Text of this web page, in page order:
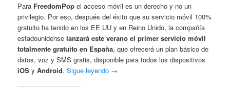
Para FreedomPop el acceso móvil es un derecho y no un
privilegio. Por eso, después del éxito que su servicio móvil 100%
gratuito ha tenido en los EE.UU y en Reino Unido, la compañía
estadounidenselanzará este verano el primer servicio móvil
totalmente gratuito en España, que ofrecerá un plan básico de
datos, voz y SMS gratis, disponible para todos los dispositivos
iOS yAndroid.Sigue leyendo →